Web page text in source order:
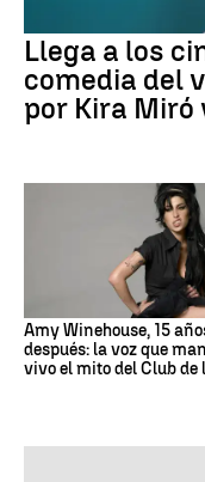
Llega a los
comedia del
por Kira Miró
Amy Winehouse, 15
después: la voz que
vivo el mito del Club de